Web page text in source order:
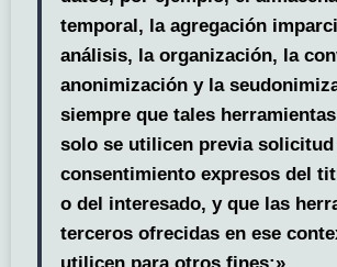
temporal, la agregación
análisis, la organización, la
anonimización y la
siempre que tales
solo se utilicen previa solicitud
consentimiento expresos del
o del interesado, y que las
terceros ofrecidas en ese